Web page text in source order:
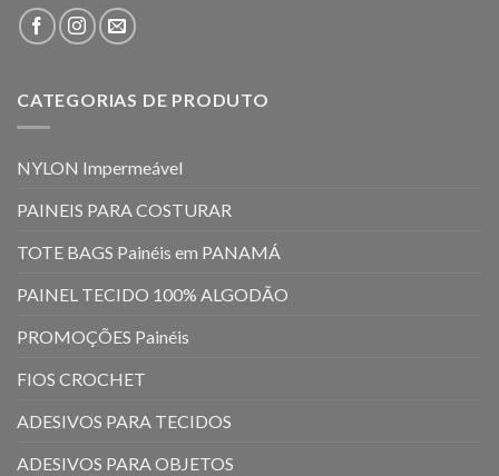
CATEGORIAS DE PRODUTO
NYLON Impermeável
PAINEIS PARA COSTURAR
TOTE BAGS Painéis em PANAMÁ
PAINEL TECIDO 100% ALGODÃO
PROMOÇÕES Painéis
FIOS CROCHET
ADESIVOS PARA TECIDOS
ADESIVOS PARA OBJETOS